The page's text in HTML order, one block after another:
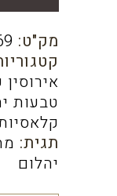
מק"ט:
טבעות
תגית:
יהלום